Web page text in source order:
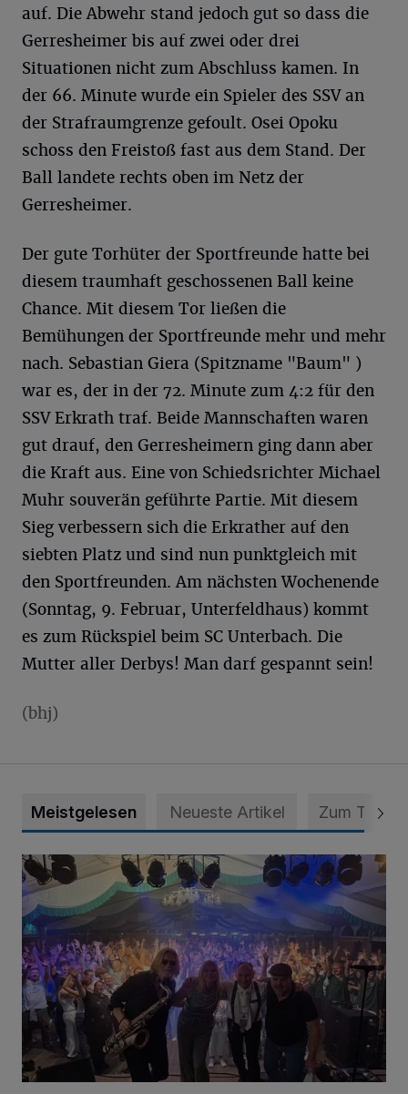
auf. Die Abwehr stand jedoch gut so dass die
Gerresheimer bis auf zwei oder drei
Situationen nicht zum Abschluss kamen. In
der 66. Minute wurde ein Spieler des SSV an
der Strafraumgrenze gefoult. Osei Opoku
schoss den Freistoß fast aus dem Stand. Der
Ball landete rechts oben im Netz der
Gerresheimer.
Der gute Torhüter der Sportfreunde hatte bei
diesem traumhaft geschossenen Ball keine
Chance. Mit diesem Tor ließen die
Bemühungen der Sportfreunde mehr und mehr
nach. Sebastian Giera (Spitzname "Baum" )
war es, der in der 72. Minute zum 4:2 für den
SSV Erkrath traf. Beide Mannschaften waren
gut drauf, den Gerresheimern ging dann aber
die Kraft aus. Eine von Schiedsrichter Michael
Muhr souverän geführte Partie. Mit diesem
Sieg verbessern sich die Erkrather auf den
siebten Platz und sind nun punktgleich mit
den Sportfreunden. Am nächsten Wochenende
(Sonntag, 9. Februar, Unterfeldhaus) kommt
es zum Rückspiel beim SC Unterbach. Die
Mutter aller Derbys! Man darf gespannt sein!
(bhj)
Meistgelesen Neueste Artikel Zum Thema
Viele Bilder: Toller Auftakt des Unterbacher